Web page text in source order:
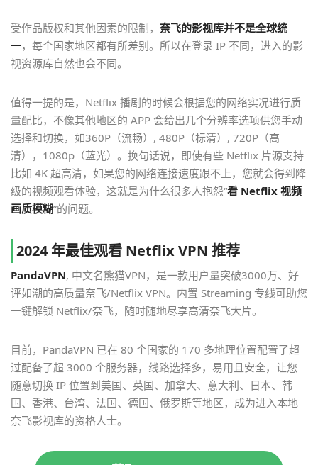
受作品版权和其他因素的限制， 奈飞的影视库并不是全球统
一，每个国家地区都有所差别。所以在登录 IP 不同，进入的影
视资源库自然也会不同。
值得一提的是，Netflix 播剧的时候会根据您的网络实况进行质
量配比，不像其他地区的 APP 会给出几个分辨率选项供您手动
选择和切换，如360P（流畅）, 480P（标清）, 720P（高
清），1080p（蓝光）。换句话说，即使有些 Netflix 片源支持
比如 4K 超高清，如果您的网络连接速度跟不上，您就会得到降
级的视频观看体验，这就是为什么很多人抱怨“看 Netflix 视频
画质模糊”的问题。
2024 年最佳观看 Netflix VPN 推荐
PandaVPN, 中文名熊猫VPN，是一款用户量突破3000万、好
评如潮的高质量奈飞/Netflix VPN。内置 Streaming 专线可助您
一键解锁 Netflix/奈飞，随时随地尽享高清奈飞大片。
目前，PandaVPN 已在 80 个国家的 170 多地理位置配置了超
过配备了超 3000 个服务器，线路选择多，易用且安全，让您
随意切换 IP 位置到美国、英国、加拿大、意大利、日本、韩
国、香港、台湾、法国、德国、俄罗斯等地区，成为进入本地
奈飞影视库的资格人士。